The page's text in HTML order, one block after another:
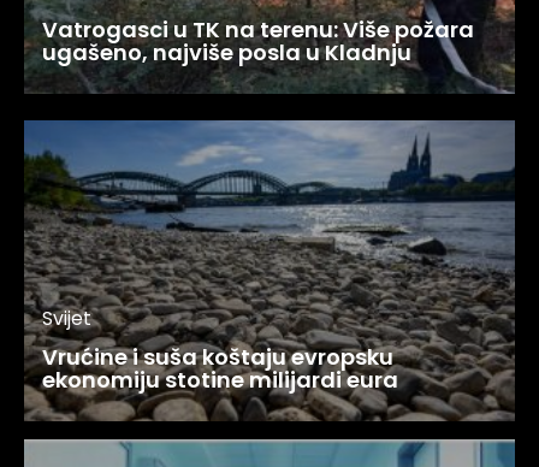
Vatrogasci u TK na terenu: Više požara
ugašeno, najviše posla u Kladnju
Svijet
Vrućine i suša koštaju evropsku
ekonomiju stotine milijardi eura